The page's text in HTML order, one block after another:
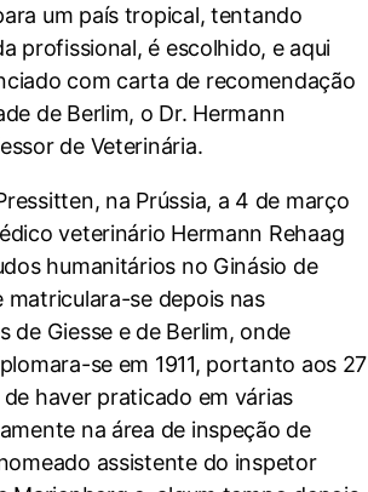
um país tropical, tentando
profissional, é escolhido, e aqui
com carta de recomendação
de Berlim, o Dr. Hermann
de Veterinária.
na Prússia, a 4 de março
veterinário Hermann Rehaag
humanitários no Ginásio de
matriculara-se depois nas
de Giesse e de Berlim, onde
se em 1911, portanto aos 27
haver praticado em várias
na área de inspeção de
assistente do inspetor